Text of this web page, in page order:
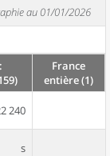
au 01/01/2026
France
entière (1)
240
s